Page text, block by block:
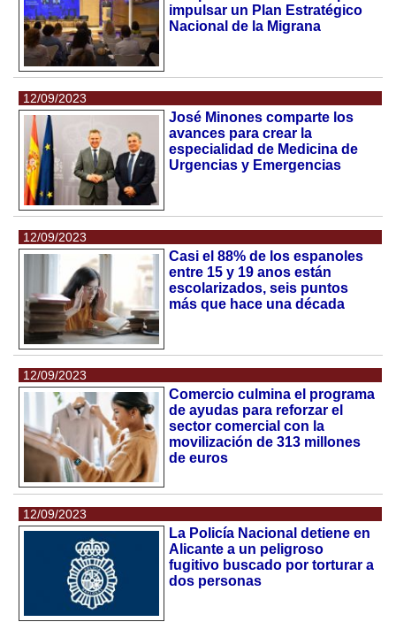
impulsar un Plan Estratégico
Nacional de la Migrana
12/09/2023
José Minones comparte los
avances para crear la
especialidad de Medicina de
Urgencias y Emergencias
12/09/2023
Casi el 88% de los espanoles
entre 15 y 19 anos están
escolarizados, seis puntos
más que hace una década
12/09/2023
Comercio culmina el programa
de ayudas para reforzar el
sector comercial con la
movilización de 313 millones
de euros
12/09/2023
La Policía Nacional detiene en
Alicante a un peligroso
fugitivo buscado por torturar a
dos personas